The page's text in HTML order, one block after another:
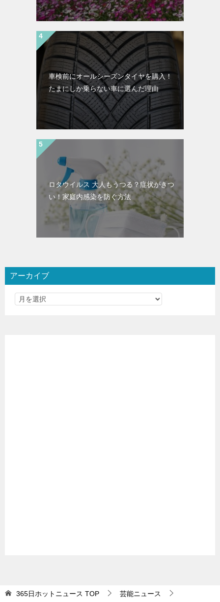
車検前にオールシーズンタイヤを購入！
たまにしか乗らない車に選んだ理由
ロタウイルス 大人もうつる？症状がきつ
い！家庭内感染を防ぐ方法
アーカイブ
365日ホットニュース TOP
芸能ニュース